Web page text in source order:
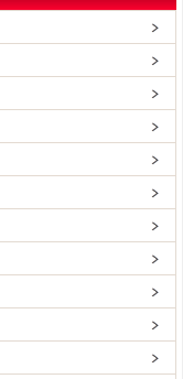
l
v
a
t
n